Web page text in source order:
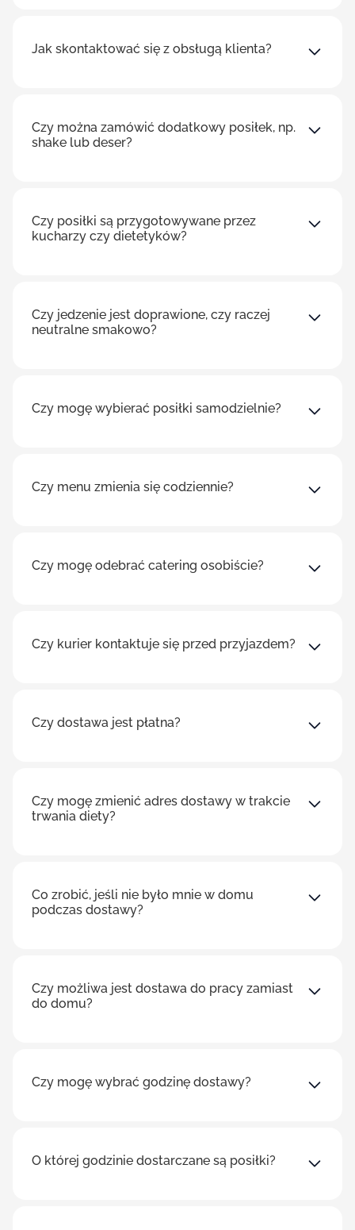
Jak skontaktować się z obsługą klienta?
Czy można zamówić dodatkowy posiłek, np.
shake lub deser?
Czy posiłki są przygotowywane przez
kucharzy czy dietetyków?
Czy jedzenie jest doprawione, czy raczej
neutralne smakowo?
Czy mogę wybierać posiłki samodzielnie?
Czy menu zmienia się codziennie?
Czy mogę odebrać catering osobiście?
Czy kurier kontaktuje się przed przyjazdem?
Czy dostawa jest płatna?
Czy mogę zmienić adres dostawy w trakcie
trwania diety?
Co zrobić, jeśli nie było mnie w domu
podczas dostawy?
Czy możliwa jest dostawa do pracy zamiast
do domu?
Czy mogę wybrać godzinę dostawy?
O której godzinie dostarczane są posiłki?